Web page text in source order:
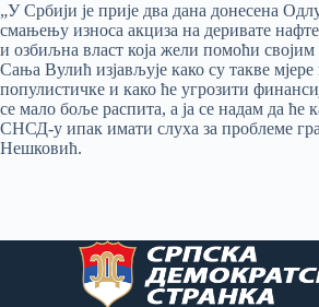
„У Србији је прије два дана донесена
смањењу износа акциза на деривате
и озбиљна власт која жели помоћи
Сања Вулић изјављује како су такве
популистичке и како ће угрозити
се мало боље распита, а ја се надам да ће
СНСД-у ипак имати слуха за проблеме
Нешковић.